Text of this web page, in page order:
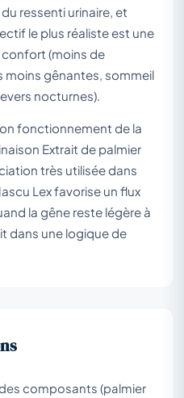
ressenti urinaire, et
le plus réaliste est une
(moins de
moins gênantes, sommeil
nocturnes).
fonctionnement de la
Extrait de palmier
très utilisée dans
Lex favorise un flux
la gêne reste légère à
dans une logique de
composants (palmier